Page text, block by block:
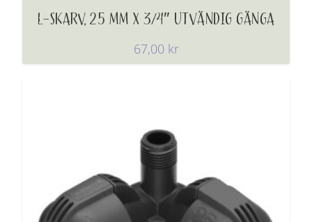
L-SKARV, 25 MM X 3/4″ UTVÄNDIG GÄNGA
67,00 kr